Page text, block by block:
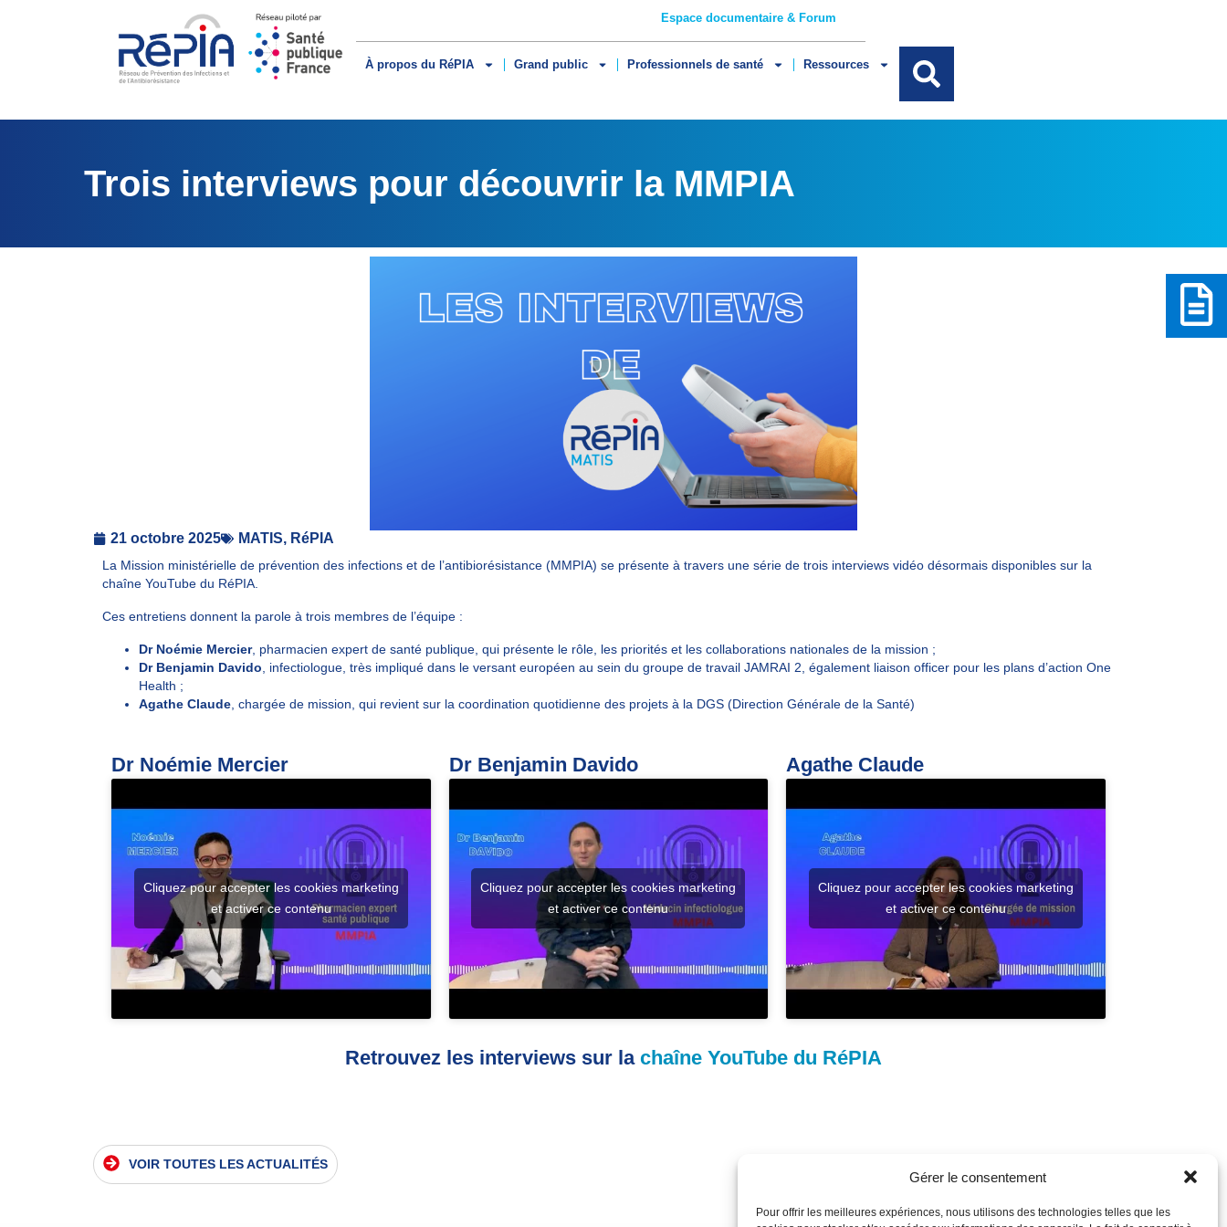
Gérer le consentement
Pour offrir les meilleures expériences, nous utilisons des technologies telles que les
Espace documentaire & Forum
À propos du RéPIA Grand public Professionnels de santé Ressources
Trois interviews pour découvrir la MMPIA
21 octobre 2025 MATIS, RéPIA
La Mission ministérielle de prévention des infections et de l’antibiorésistance (MMPIA) se présente à travers une série de trois interviews vidéo désormais disponibles sur la
chaîne YouTube du RéPIA.
Ces entretiens donnent la parole à trois membres de l’équipe :
Dr Noémie Mercier, pharmacien expert de santé publique, qui présente le rôle, les priorités et les collaborations nationales de la mission ;
Dr Benjamin Davido , infectiologue, très impliqué dans le versant européen au sein du groupe de travail JAMRAI 2 , également liaison officer pour les plans d’action One
Health ;
Agathe Claude , chargée de mission, qui revient sur la coordination quotidienne des projets à la DGS (Direction Générale de la Santé)
Dr Noémie Mercier
Cliquez pour accepter les cookies marketing
et activer ce contenu
Dr Benjamin Davido
Cliquez pour accepter les cookies marketing
et activer ce contenu
Agathe Claude
Cliquez pour accepter les cookies marketing
et activer ce contenu
Retrouvez les interviews sur la chaîne YouTube du RéPIA
VOIR TOUTES LES ACTUALITÉS